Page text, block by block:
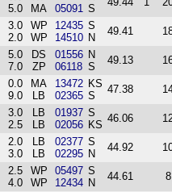
5.0
MA
05091 S
3.0
2.0
WP
WP
12435
14510
S
N
49.41
5.0
7.0
DS
ZP
01556
06118
N
S
49.13
0.0
9.0
MA
LB
13472
02365
KS
S
47.38
3.0
2.5
LB
LB
01937
02056
S
KS
46.06
2.0
3.0
LB
LB
02377
02295
S
N
44.92
2.5
4.0
WP
WP
05497
12434
S
N
44.61 8